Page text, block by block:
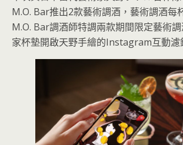
M.O. Bar推出2款藝術調酒，藝術調酒每
M.O. Bar調酒師特調兩款期間限定藝術
家杯墊開啟天野手繪的Instagram互動濾